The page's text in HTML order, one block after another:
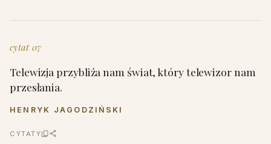
cytat 07
Telewizja przybliża nam świat, który telewizor nam
przesłania.
HENRYK JAGODZIŃSKI
CYTATY